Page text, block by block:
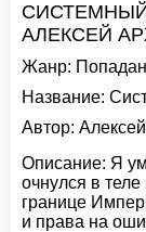
АЛЕКСЕЙ
Жанр:
Название:
Автор:
Описание: Я
очнулся в
границе
и права на